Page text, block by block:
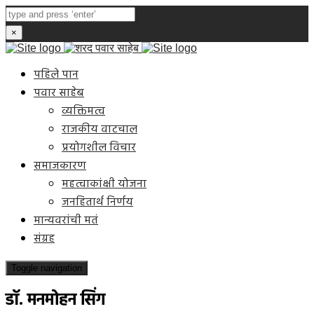
×
पहिले पान
पवार साहेब
व्यक्तिमत्व
राजकीय वाटचाल
प्रयोगशील विचार
समाजकारण
महत्वाकांक्षी योजना
जनहितार्थ निर्णय
मान्यवरांची मतं
संग्रह
Toggle navigation
डॉ. मनमोहन सिंग